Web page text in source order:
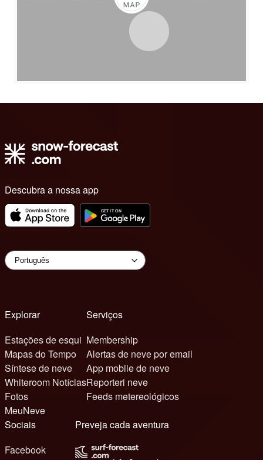
Descubra a nossa app
Explorar
Estações de esqui
Mapas do Tempo
Síntese de neve
Whiteroom Notícias
Fotos
MeuNeve
Serviços
Membership
Alertas de neve por email
App mobile de neve
Reporteri neve
Feeds metereológicos
Sociais
Facebook
Preveja cada aventura